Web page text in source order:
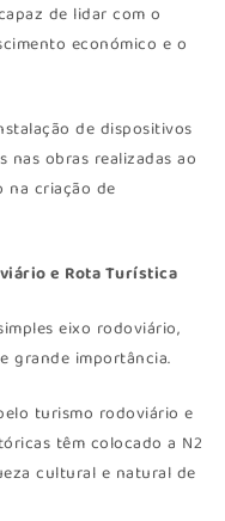
de lidar com o
económico e o
de dispositivos
obras realizadas ao
na criação de
e Rota Turística
eixo rodoviário,
grande importância.
turismo rodoviário e
têm colocado a N2
cultural e natural de